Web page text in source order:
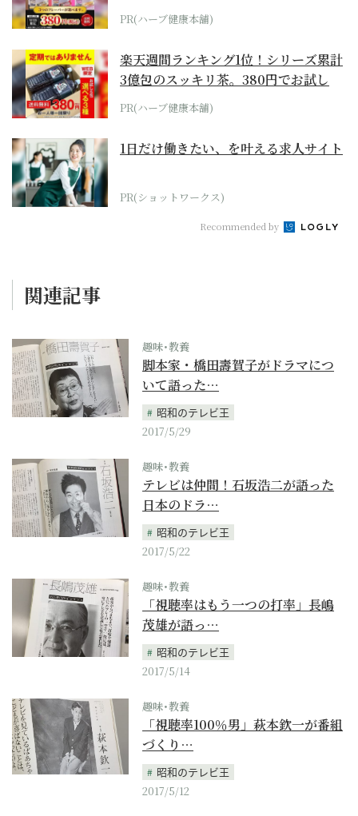
PR(ハーブ健康本舗)
楽天週間ランキング1位！シリーズ累計
3億包のスッキリ茶。380円でお試し
PR(ハーブ健康本舗)
1日だけ働きたい、を叶える求人サイト
PR(ショットワークス)
Recommended by
関連記事
趣味･教養
脚本家・橋田壽賀子がドラマにつ
いて語った…
昭和のテレビ王
2017/5/29
趣味･教養
テレビは仲間！石坂浩二が語った
日本のドラ…
昭和のテレビ王
2017/5/22
趣味･教養
「視聴率はもう一つの打率」長嶋
茂雄が語っ…
昭和のテレビ王
2017/5/14
趣味･教養
「視聴率100％男」萩本欽一が番組
づくり…
昭和のテレビ王
2017/5/12